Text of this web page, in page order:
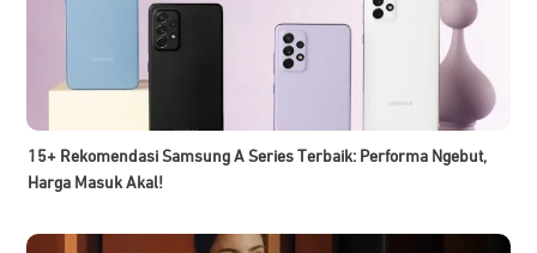
15+ Rekomendasi Samsung A Series Terbaik: Performa Ngebut,
Harga Masuk Akal!